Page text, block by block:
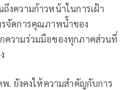
งความก้าวหน้าในการเฝ้า
จัดการคุณภาพน้ำของ
ความร่วมมือของทุกภาคส่วนที่
. ยังคงให้ความสำคัญกับการ